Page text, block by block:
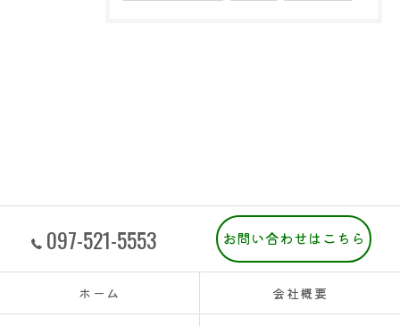
097-521-5553 お問い合わせはこちら
ホーム 会社概要